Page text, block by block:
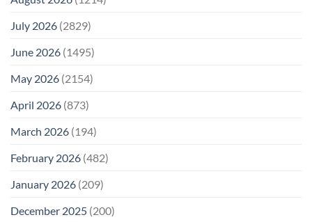
July 2026 (2829)
June 2026 (1495)
May 2026 (2154)
April 2026 (873)
March 2026 (194)
February 2026 (482)
January 2026 (209)
December 2025 (200)